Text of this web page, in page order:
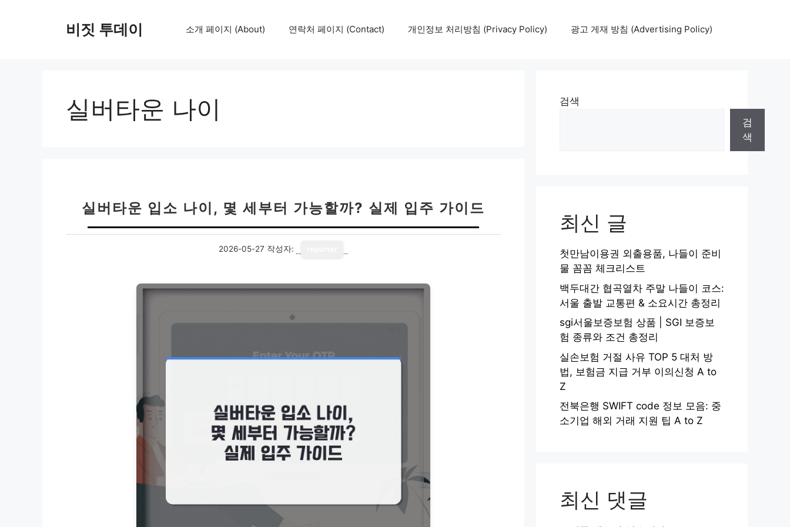
비짓 투데이 소개 페이지 (About) 연락처 페이지 (Contact) 개인정보 처리방침 (Privacy Policy) 광고 게재 방침 (Advertising Policy)
실버타운 나이
실버타운 입소 나이, 몇 세부터 가능할까? 실제 입주 가이드
2026-05-27 작성자:
검색
검
색
최신 글
첫만남이용권 외출용품, 나들이 준비
물 꼼꼼 체크리스트
백두대간 협곡열차 주말 나들이 코스:
서울 출발 교통편 & 소요시간 총정리
sgi서울보증보험 상품 | SGI 보증보
험 종류와 조건 총정리
실손보험 거절 사유 TOP 5 대처 방
법, 보험금 지급 거부 이의신청 A to
Z
전북은행 SWIFT code 정보 모음: 중
소기업 해외 거래 지원 팁 A to Z
최신 댓글